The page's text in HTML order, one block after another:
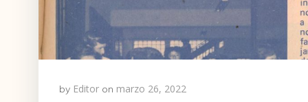
by Editor on marzo 26, 2022